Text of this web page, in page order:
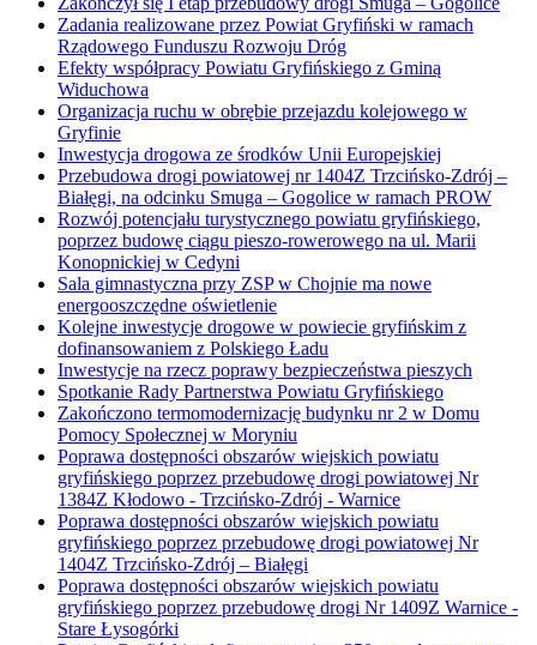
Zadania realizowane przez Powiat Gryfiński w ramach
Rządowego Funduszu Rozwoju Dróg
Efekty współpracy Powiatu Gryfińskiego z Gminą
Widuchowa
Organizacja ruchu w obrębie przejazdu kolejowego w
Gryfinie
Inwestycja drogowa ze środków Unii Europejskiej
Przebudowa drogi powiatowej nr 1404Z Trzcińsko-Zdrój –
Białęgi, na odcinku Smuga – Gogolice w ramach PROW
Rozwój potencjału turystycznego powiatu gryfińskiego,
poprzez budowę ciągu pieszo-rowerowego na ul. Marii
Konopnickiej w Cedyni
Sala gimnastyczna przy ZSP w Chojnie ma nowe
energooszczędne oświetlenie
Kolejne inwestycje drogowe w powiecie gryfińskim z
dofinansowaniem z Polskiego Ładu
Inwestycje na rzecz poprawy bezpieczeństwa pieszych
Spotkanie Rady Partnerstwa Powiatu Gryfińskiego
Zakończono termomodernizację budynku nr 2 w Domu
Pomocy Społecznej w Moryniu
Poprawa dostępności obszarów wiejskich powiatu
gryfińskiego poprzez przebudowę drogi powiatowej Nr
1384Z Kłodowo - Trzcińsko-Zdrój - Warnice
Poprawa dostępności obszarów wiejskich powiatu
gryfińskiego poprzez przebudowę drogi powiatowej Nr
1404Z Trzcińsko-Zdrój – Białęgi
Poprawa dostępności obszarów wiejskich powiatu
gryfińskiego poprzez przebudowę drogi Nr 1409Z Warnice -
Stare Łysogórki